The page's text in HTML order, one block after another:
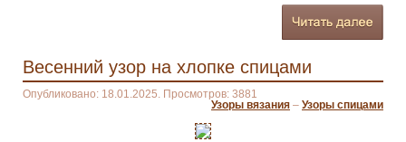
Весенний узор на хлопке спицами
Опубликовано: 18.01.2025. Просмотров: 3881
Узоры вязания – Узоры спицами